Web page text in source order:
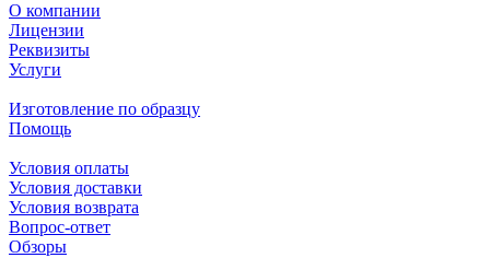
О компании
Лицензии
Реквизиты
Услуги
Изготовление по образцу
Помощь
Условия оплаты
Условия доставки
Условия возврата
Вопрос-ответ
Обзоры